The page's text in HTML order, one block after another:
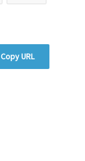
Copy URL